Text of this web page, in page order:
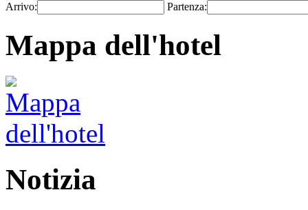
Arrivo: Partenza:
Mappa dell'hotel
Notizia